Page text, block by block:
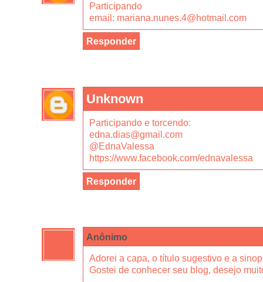
Participando
email: mariana.nunes.4@hotmail.com
Responder
Unknown
Participando e torcendo:
edna.dias@gmail.com
@EdnaValessa
https://www.facebook.com/ednavalessa
Responder
Anônimo
Adorei a capa, o título sugestivo e a
Gostei de conhecer seu blog, desejo